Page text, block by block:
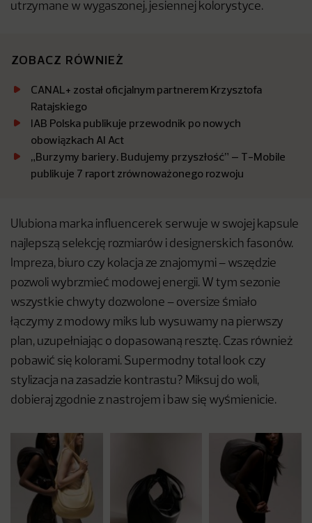
utrzymane w wygaszonej, jesiennej kolorystyce.
ZOBACZ RÓWNIEŻ
CANAL+ został oficjalnym partnerem Krzysztofa
Ratajskiego
IAB Polska publikuje przewodnik po nowych
obowiązkach AI Act
„Burzymy bariery. Budujemy przyszłość” – T-Mobile
publikuje 7 raport zrównoważonego rozwoju
Ulubiona marka influencerek serwuje w swojej kapsule
najlepszą selekcję rozmiarów i designerskich fasonów.
Impreza, biuro czy kolacja ze znajomymi – wszędzie
pozwoli wybrzmieć modowej energii. W tym sezonie
wszystkie chwyty dozwolone – oversize śmiało
łączymy z modowy miks lub wysuwamy na pierwszy
plan, uzupełniając o dopasowaną resztę. Czas również
pobawić się kolorami. Supermodny total look czy
stylizacja na zasadzie kontrastu? Miksuj do woli,
dobieraj zgodnie z nastrojem i baw się wyśmienicie.